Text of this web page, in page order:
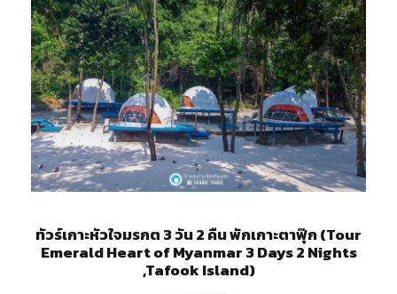
ทัวร์เกาะหัวใจมรกต 3 วัน 2 คืน พักเกาะตาฟุ๊ก (Tour
Emerald Heart of Myanmar 3 Days 2 Nights
,Tafook Island)